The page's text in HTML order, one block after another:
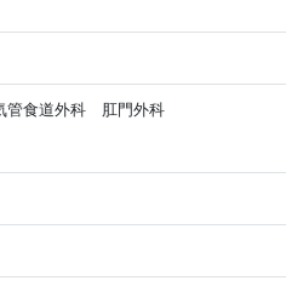
食道外科 肛門外科